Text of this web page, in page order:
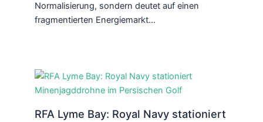
Normalisierung, sondern deutet auf einen
fragmentierten Energiemarkt…
RFA Lyme Bay: Royal Navy stationiert